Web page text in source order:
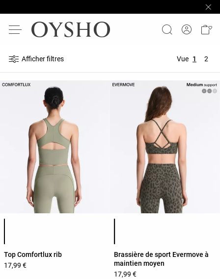
Afficher filtres Vue 1 2
Top Comfortlux rib
17,99 €
Brassière de sport Evermove à
maintien moyen
17,99 €